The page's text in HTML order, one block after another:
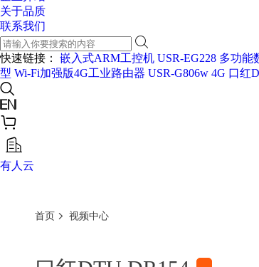
关于品质
联系我们
快速链接： 嵌入式ARM工控机 USR-EG228 多功能
型 Wi-Fi加强版4G工业路由器 USR-G806w 4G 口红
有人云
首页 视频中心